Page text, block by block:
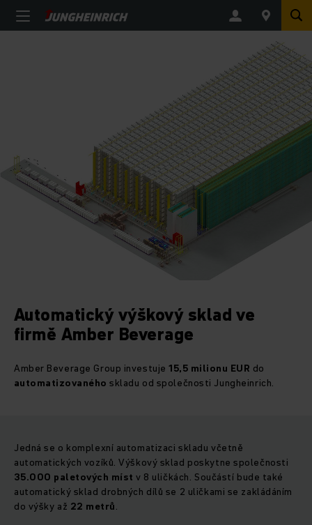
Automatický výškový sklad ve
firmě Amber Beverage
Amber Beverage Group investuje15,5 milionu EUR do
automatizovanéhoskladu od společnosti Jungheinrich.
Jedná se o komplexní automatizaci skladu včetně
automatických vozíků. Výškový sklad poskytne společnosti
35.000 paletových míst v 8 uličkách. Součástí bude také
automatický sklad drobných dílů se 2 uličkami se zakládáním
do výšky až 22 metrů.